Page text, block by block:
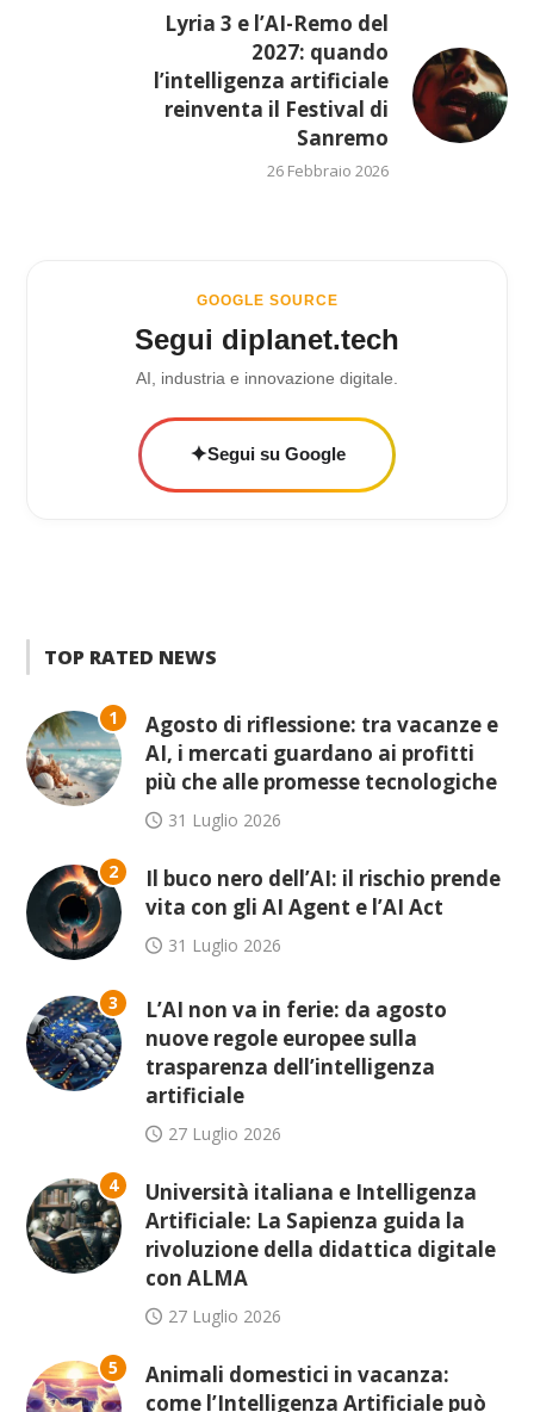
Lyria 3 e l’AI-Remo del
2027: quando
l’intelligenza artificiale
reinventa il Festival di
Sanremo
26 Febbraio 2026
GOOGLE SOURCE
Segui diplanet.tech
AI, industria e innovazione digitale.
✦Segui su Google
TOP RATED NEWS
1
Agosto di riflessione: tra vacanze e
AI, i mercati guardano ai profitti
più che alle promesse tecnologiche
31 Luglio 2026
2
Il buco nero dell’AI: il rischio prende
vita con gli AI Agent e l’AI Act
31 Luglio 2026
3
L’AI non va in ferie: da agosto
nuove regole europee sulla
trasparenza dell’intelligenza
artificiale
27 Luglio 2026
4
Università italiana e Intelligenza
Artificiale: La Sapienza guida la
rivoluzione della didattica digitale
con ALMA
27 Luglio 2026
5
Animali domestici in vacanza:
come l’Intelligenza Artificiale può